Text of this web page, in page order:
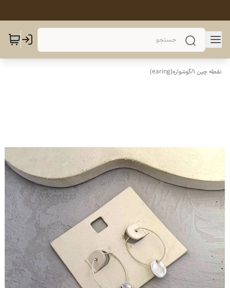
نقطه چین 1 /گوشواره(earing)